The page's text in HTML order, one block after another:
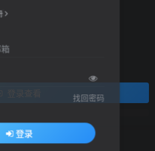
找回密码
登录